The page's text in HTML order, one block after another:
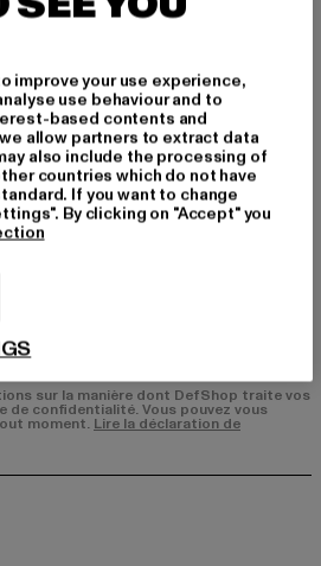
sur les tendances
et les bons de réduction d
qui vous intéressent?
S'INSCRIRE
sur la manière dont DefShop traite vos
de confidentialité. Vous pouvez vous
moment.Lire la déclaration de
page:page:
YouTube channel:
improve your use experience,
use behaviour and to
based contents and
allow partners to extract data
also include the processing of
countries which do not have
If you want to change
By clicking on "Accept" you